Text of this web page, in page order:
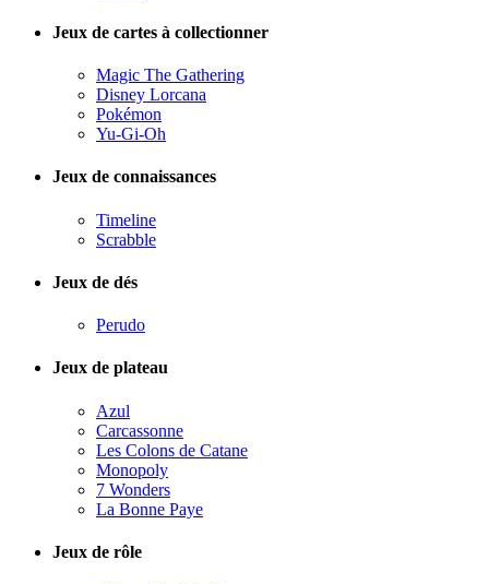
Jeux de cartes à collectionner
Magic The Gathering
Disney Lorcana
Pokémon
Yu-Gi-Oh
Jeux de connaissances
Timeline
Scrabble
Jeux de dés
Perudo
Jeux de plateau
Azul
Carcassonne
Les Colons de Catane
Monopoly
7 Wonders
La Bonne Paye
Jeux de rôle